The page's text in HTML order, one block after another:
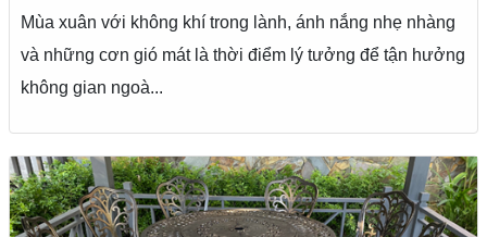
Mùa xuân với không khí trong lành, ánh nắng nhẹ nhàng
và những cơn gió mát là thời điểm lý tưởng để tận hưởng
không gian ngoà...